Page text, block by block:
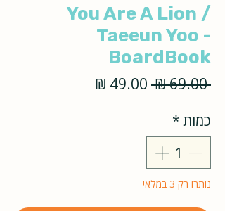
You Are A Lion /
Taeeun Yoo -
BoardBook
‏69.00 ‏₪
מחיר
כמות*
נותרו רק 3 במלאי